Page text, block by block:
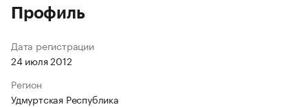
Профиль
Дата регистрации
24 июля 2012
Регион
Удмуртская Республика